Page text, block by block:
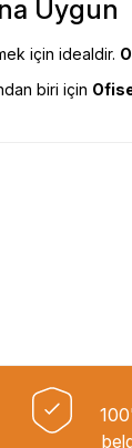
Uygun
için idealdir.
biri için
hediye için